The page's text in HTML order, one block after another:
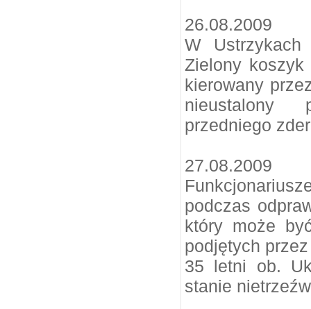
26.08.2009
W
Zielony
kierowany
nieustalony
przedniego
27.08.2009
podczas
który może
podjętych
35 letni ob.
stanie